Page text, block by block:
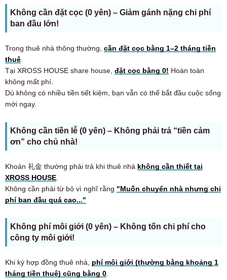
Không cần đặt cọc (0 yên) – Giảm gánh nặng chi phí
ban đầu lớn!
Trong thuê nhà thông thường, cần đặt cọc bằng 1–2 tháng tiền
thuê
Tại XROSS HOUSE share house, đặt cọc bằng 0! Hoàn toàn
không mất phí.
Dù không có nhiều tiền tiết kiệm, bạn vẫn có thể bắt đầu cuộc sống
mới ngay.
Không cần tiền lễ (0 yên) – Không phải trả “tiền cảm
ơn” cho chủ nhà!
Khoản 礼金 thường phải trả khi thuê nhà không cần thiết tại
XROSS HOUSE
Không cần phải từ bỏ vì nghĩ rằng "Muốn chuyển nhà nhưng chi
phí ban đầu quá cao..."
Không phí môi giới (0 yên) – Không tốn chi phí cho
công ty môi giới!
Khi ký hợp đồng thuê nhà, phí môi giới (thường bằng khoảng 1
tháng tiền thuê) cũng bằng 0